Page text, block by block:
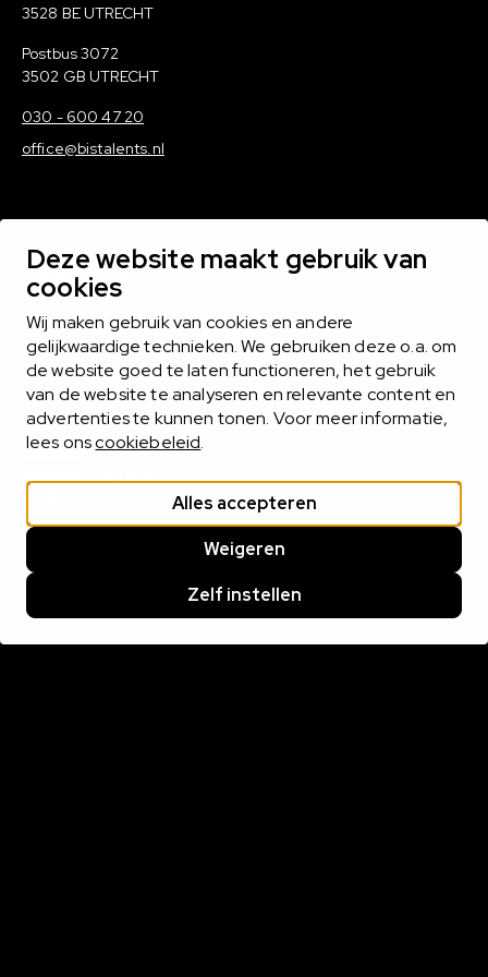
Deze website maakt gebruik van
cookies
Wij maken gebruik van cookies en andere
gelijkwaardige technieken. We gebruiken deze o.a. om
de website goed te laten functioneren, het gebruik
van de website te analyseren en relevante content en
advertenties te kunnen tonen. Voor meer informatie,
lees onscookiebeleid.
Alles accepteren
Weigeren
Zelf instellen
3528 BE UTRECHT
Postadres
Postbus 3072
3502 GB UTRECHT
030 - 600 47 20
office@bistalents.nl
LinkedIn
ONDERDEEL VAN
1000 EXPERTS BINNEN 16 DOMEINEN
Bekijk alle domeinen